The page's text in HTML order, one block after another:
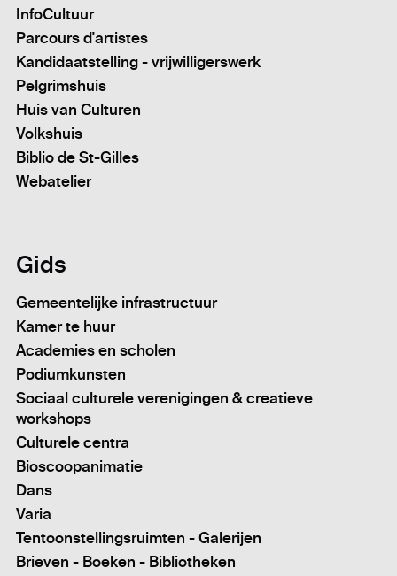
InfoCultuur
Parcours d'artistes
Kandidaatstelling - vrijwilligerswerk
Pelgrimshuis
Huis van Culturen
Volkshuis
Biblio de St-Gilles
Webatelier
Gids
Gemeentelijke infrastructuur
Kamer te huur
Academies en scholen
Podiumkunsten
Sociaal culturele verenigingen & creatieve
workshops
Culturele centra
Bioscoopanimatie
Dans
Varia
Tentoonstellingsruimten - Galerijen
Brieven - Boeken - Bibliotheken